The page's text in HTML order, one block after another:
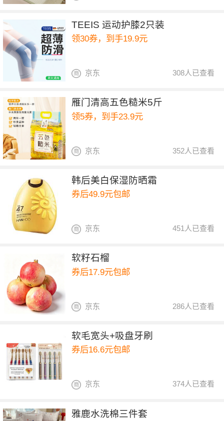
TEEIS 运动护膝2只装
领30券，到手19.9元
308人已查看
京东
雁门清高五色糙米5斤
领5券，到手23.9元
352人已查看
京东
韩后美白保湿防晒霜
券后49.9元包邮
451人已查看
京东
软籽石榴
券后17.9元包邮
286人已查看
京东
软毛宽头+吸盘牙刷
券后16.6元包邮
374人已查看
京东
雅鹿水洗棉三件套